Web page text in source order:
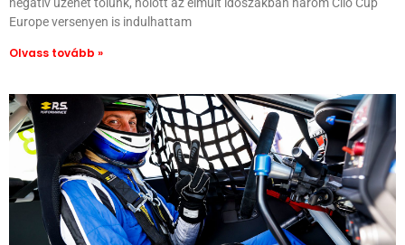
Europe versenyen is indulhattam
Olvass tovább »